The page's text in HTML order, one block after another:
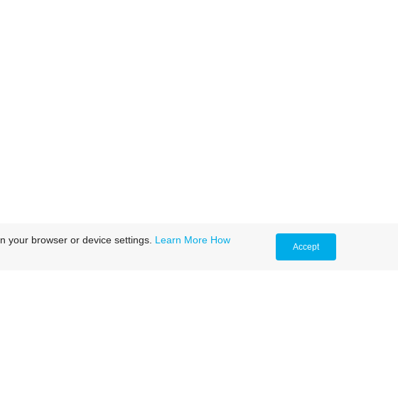
your browser or device settings. Learn More How
Accept